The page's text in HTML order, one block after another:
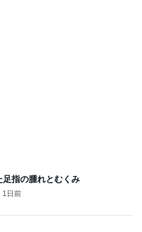
足指の腫れとむくみ
1日前